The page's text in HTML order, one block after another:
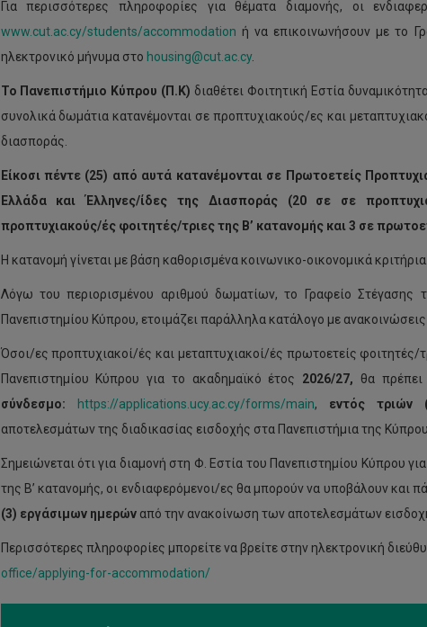
Για περισσότερες πληροφορίες για θέματα διαμονής, οι
www.cut.ac.cy/students/accommodation ή να επικοινωνήσουν με το
ηλεκτρονικό μήνυμα στο housing@cut.ac.cy.
Το Πανεπιστήμιο Κύπρου (Π.Κ) διαθέτει Φοιτητική Εστία
συνολικά δωμάτια κατανέμονται σε προπτυχιακούς/ες και
διασποράς.
Είκοσι πέντε (25) από αυτά κατανέμονται σε Πρωτοετείς
Ελλάδα και Έλληνες/ίδες της Διασποράς (20 σε σε
προπτυχιακούς/ές φοιτητές/τριες της Β’ κατανομής και 3 σε
Η κατανομή γίνεται με βάση καθορισμένα κοινωνικο-οικονομικά κριτήρια.
Λόγω του περιορισμένου αριθμού δωματίων, το Γραφείο Στέγασης
Πανεπιστημίου Κύπρου, ετοιμάζει παράλληλα κατάλογο με ανακοινώσεις
Όσοι/ες προπτυχιακοί/ές και μεταπτυχιακοί/ές πρωτοετείς φοιτητές/
Πανεπιστημίου Κύπρου για το ακαδημαϊκό έτος 2026/27, θα
σύνδεσμο:
https://applications.ucy.ac.cy/forms/main, εντός τριών
αποτελεσμάτων της διαδικασίας εισδοχής στα Πανεπιστήμια της Κύπρου.
Σημειώνεται ότι για διαμονή στη Φ. Εστία του Πανεπιστημίου Κύπρου
της B’ κατανομής, οι ενδιαφερόμενοι/ες θα μπορούν να υποβάλουν και
(3) εργάσιμων ημερώναπό την ανακοίνωση των αποτελεσμάτων
Περισσότερες πληροφορίες μπορείτε να βρείτε στην ηλεκτρονική
office/applying-for-accommodation/